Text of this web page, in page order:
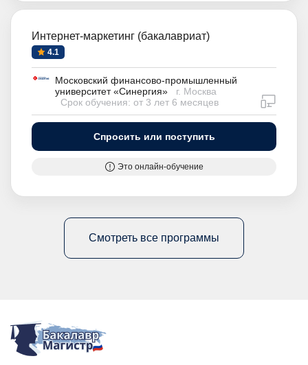
Интернет-маркетинг (бакалавриат)
4.1
Московский финансово-промышленный
университет «Синергия»
г. Москва
Срок обучения: от 3 лет 6 месяцев
Спросить или поступить
Это онлайн-обучение
Смотреть все программы